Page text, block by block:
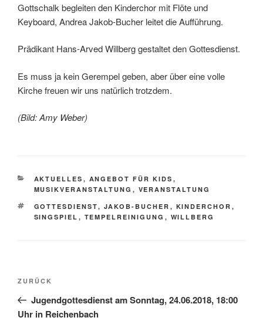
Gottschalk begleiten den Kinderchor mit Flöte und
Keyboard, Andrea Jakob-Bucher leitet die Aufführung.
Prädikant Hans-Arved Willberg gestaltet den Gottesdienst.
Es muss ja kein Gerempel geben, aber über eine volle
Kirche freuen wir uns natürlich trotzdem.
(Bild: Amy Weber)
KATEGORIEN
AKTUELLES , ANGEBOT FÜR KIDS ,
MUSIKVERANSTALTUNG , VERANSTALTUNG
SCHLAGWÖRTER
GOTTESDIENST, JAKOB-BUCHER , KINDERCHOR ,
SINGSPIEL , TEMPELREINIGUNG , WILLBERG
Beitragsnavigation
Vorheriger
Beitrag
ZURÜCK
Jugendgottesdienst am Sonntag, 24.06.2018, 18:00
Uhr in Reichenbach